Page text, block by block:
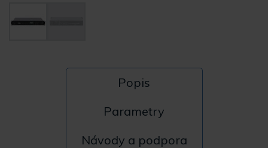
Popis
Parametry
Návody a podpora